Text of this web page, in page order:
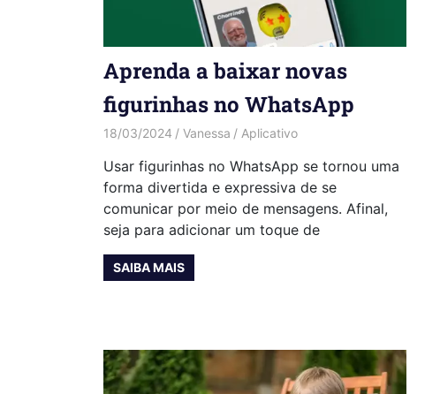
Aprenda a baixar novas
figurinhas no WhatsApp
18/03/2024 Vanessa Aplicativo
Usar figurinhas no WhatsApp se tornou uma
forma divertida e expressiva de se
comunicar por meio de mensagens. Afinal,
seja para adicionar um toque de
SAIBA MAIS